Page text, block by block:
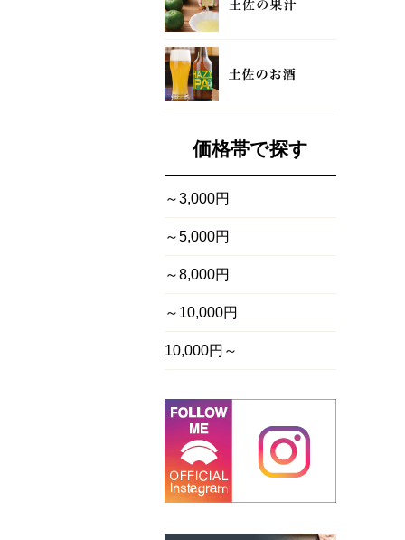
価格帯で探す
～3,000円
～5,000円
～8,000円
～10,000円
10,000円～